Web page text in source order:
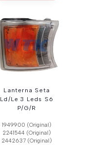
Lanterna Seta
Ld/Le 3 Leds S6
P/G/R
1949900 (Original)
2241544 (Original)
2442637 (Original)